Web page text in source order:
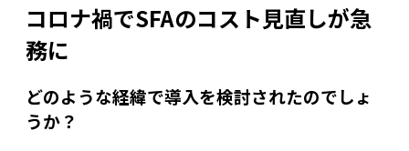
コロナ禍でSFAのコスト見直しが急
務に
どのような経緯で導入を検討されたのでしょ
うか？